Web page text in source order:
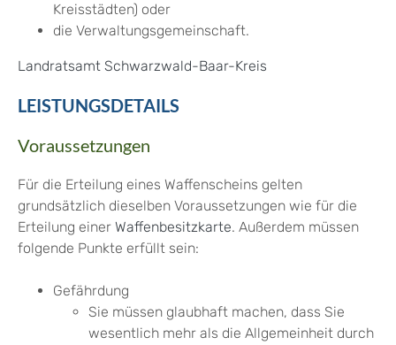
Kreisstädten) oder
die Verwaltungsgemeinschaft.
Landratsamt Schwarzwald-Baar-Kreis
LEISTUNGSDETAILS
Voraussetzungen
Für die Erteilung eines Waffenscheins gelten
grundsätzlich dieselben Voraussetzungen wie für die
Erteilung einer Waffenbesitzkarte. Außerdem müssen
folgende Punkte erfüllt sein:
Gefährdung
Sie müssen glaubhaft machen, dass Sie
wesentlich mehr als die Allgemeinheit durch